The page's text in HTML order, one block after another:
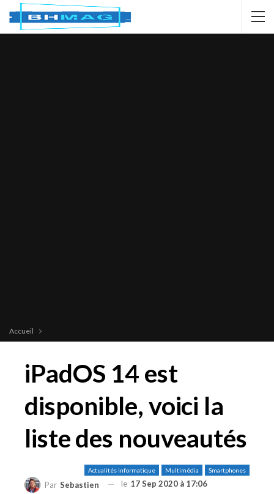
Accueil
iPadOS 14 est
disponible, voici la
liste des nouveautés
Actualités informatique Multimédia Smartphones
Par Sebastien le 17 Sep 2020 à 17:06